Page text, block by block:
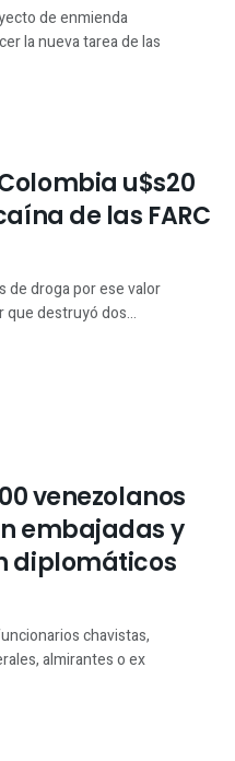
de enmienda
la nueva tarea de las
u$s20
de las FARC
de droga por ese valor
destruyó dos...
venezolanos
embajadas y
diplomáticos
chavistas,
almirantes o ex